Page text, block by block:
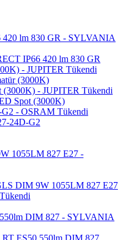
IP66 420 lm 830 GR
Tükendi
(3000K)
Tükendi
Spot (3000K)
Tükendi
24D-G2
DIM 9W 1055LM 827 E27
Tükendi
ES50 550lm DIM 827